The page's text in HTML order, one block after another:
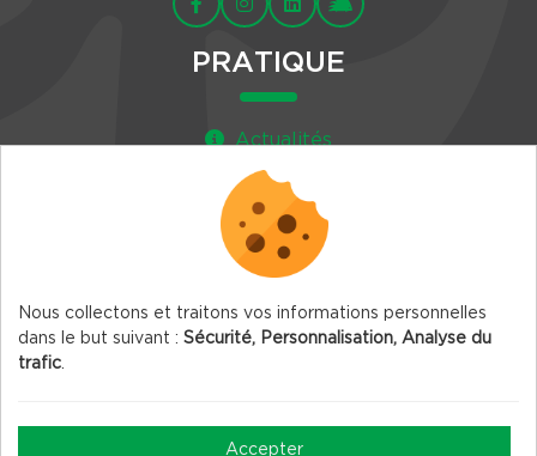
PRATIQUE
Actualités
Agenda
Newsletter
Nous collectons et traitons vos informations personnelles
dans le but suivant : Sécurité, Personnalisation, Analyse du
trafic.
Accepter